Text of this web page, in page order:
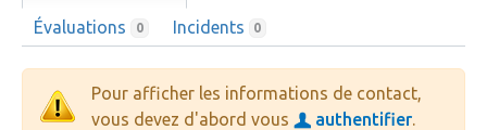
Évaluations 0 Incidents 0
Pour afficher les informations de contact,
vous devez d'abord vous
authentifier